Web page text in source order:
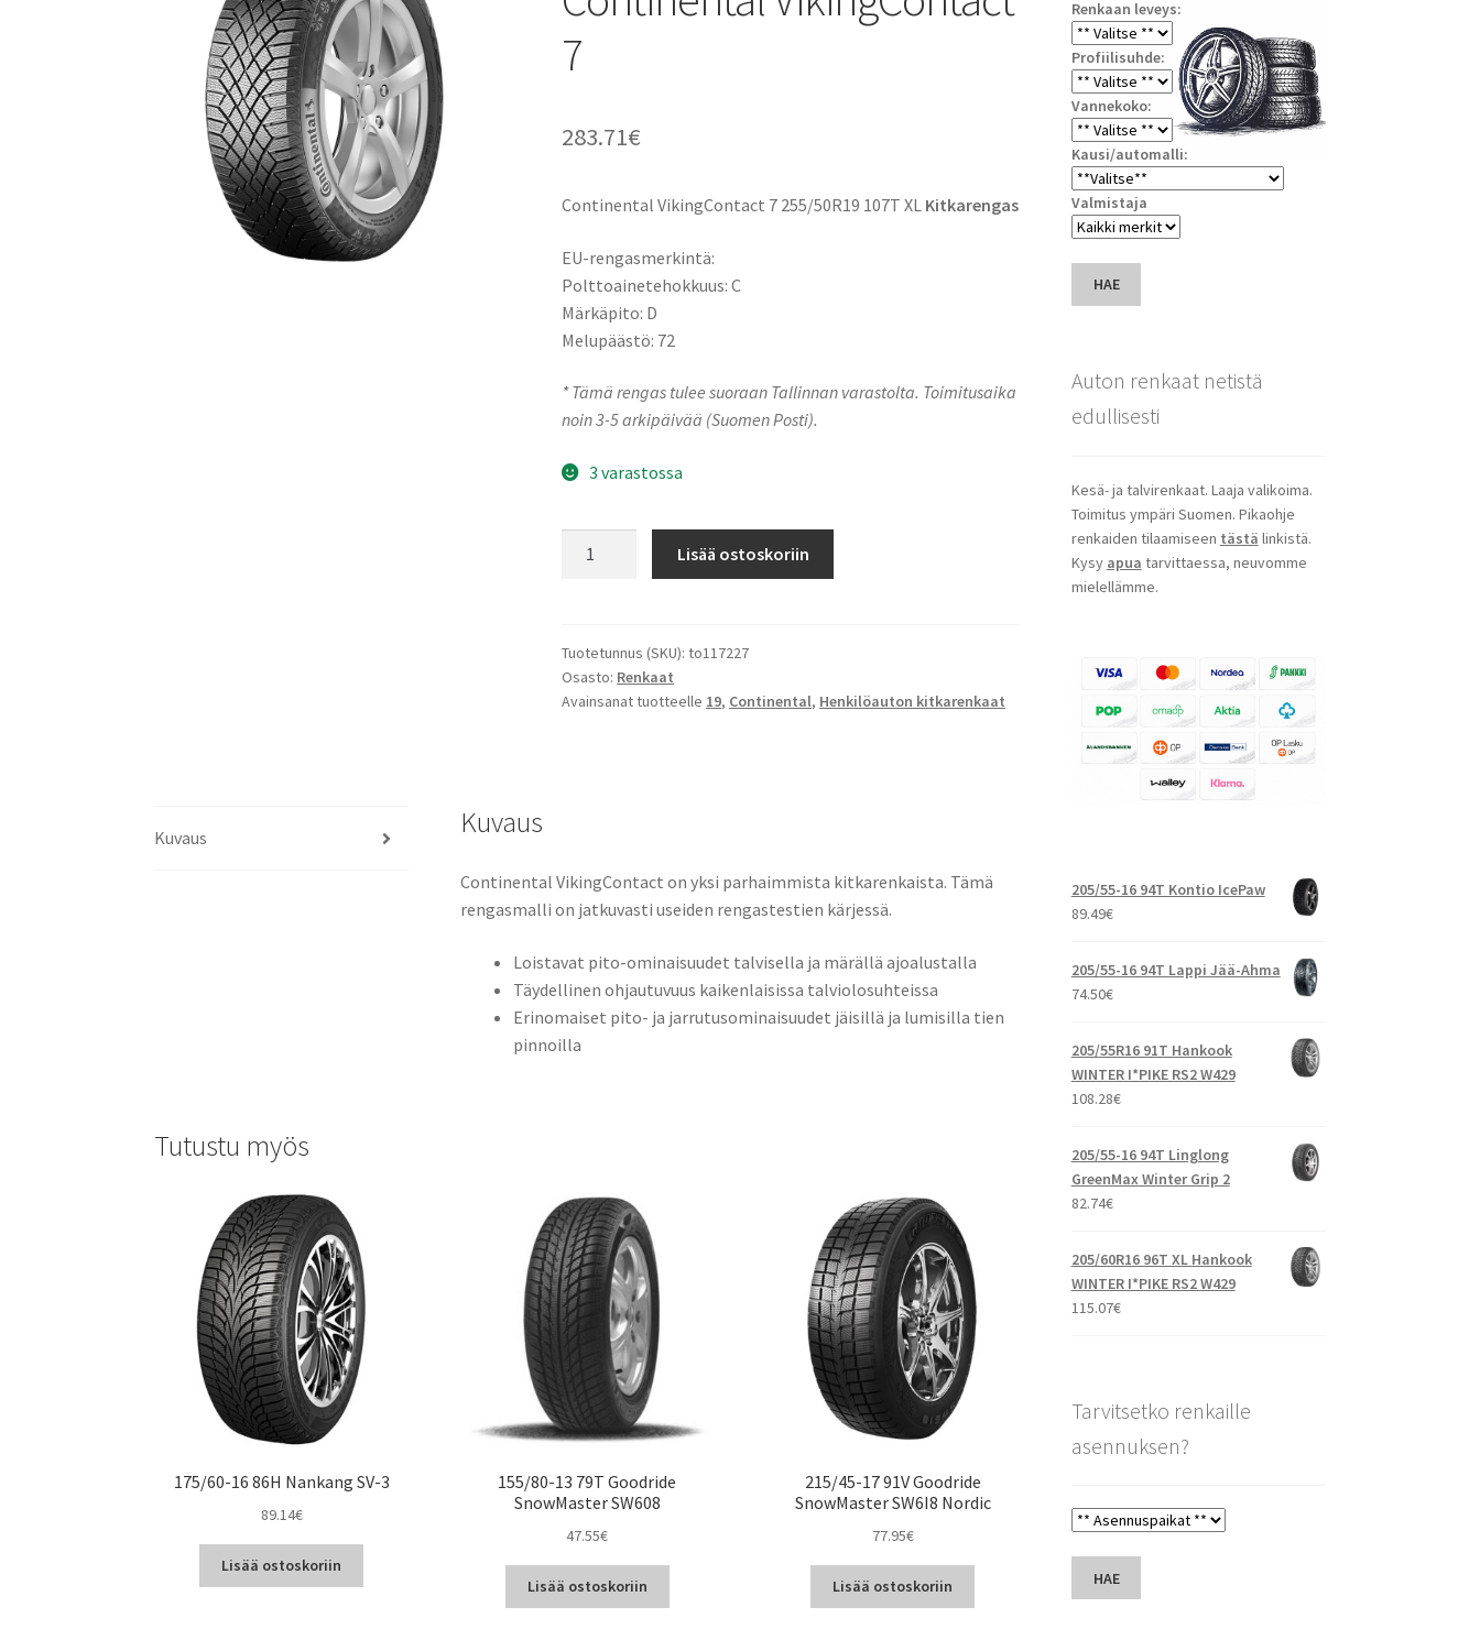
7
283.71€
Continental VikingContact 7 255/50R19 107T XL Kitkarengas
EU-rengasmerkintä:
Polttoainetehokkuus: C
Märkäpito: D
Melupäästö: 72
* Tämä rengas tulee suoraan Tallinnan varastolta. Toimitusaika
noin 3-5 arkipäivää (Suomen Posti).
3 varastossa
VikingContact
7
määrä
Lisää ostoskoriin
Tuotetunnus (SKU):to117227
Osasto: Renkaat
Avainsanat tuotteelle 19, Continental, Henkilöauton kitkarenkaat
Kuvaus Kuvaus
Continental VikingContact on yksi parhaimmista kitkarenkaista. Tämä
rengasmalli on jatkuvasti useiden rengastestien kärjessä.
Loistavat pito-ominaisuudet talvisella ja märällä ajoalustalla
Täydellinen ohjautuvuus kaikenlaisissa talviolosuhteissa
Erinomaiset pito- ja jarrutusominaisuudet jäisillä ja lumisilla tien
pinnoilla
Tutustu myös
175/60-16 86H Nankang SV-3
89.14€
Lisää ostoskoriin
155/80-13 79T Goodride
SnowMaster SW608
47.55€
Lisää ostoskoriin
215/45-17 91V Goodride
SnowMaster SW6I8 Nordic
77.95€
Lisää ostoskoriin
Renkaan leveys:
Profiilisuhde:
Vannekoko:
Kausi/automalli:
Valmistaja
HAE
Auton renkaat netistä
edullisesti
Kesä- ja talvirenkaat. Laaja valikoima.
Toimitus ympäri Suomen. Pikaohje
renkaiden tilaamiseen tästä linkistä.
Kysy apua tarvittaessa, neuvomme
mielellämme.
205/55-16 94T Kontio IcePaw
89.49€
205/55-16 94T Lappi Jää-Ahma
74.50€
205/55R16 91T Hankook
WINTER I*PIKE RS2 W429
108.28€
205/55-16 94T Linglong
GreenMax Winter Grip 2
82.74€
205/60R16 96T XL Hankook
WINTER I*PIKE RS2 W429
115.07€
Tarvitsetko renkaille
asennuksen?
HAE